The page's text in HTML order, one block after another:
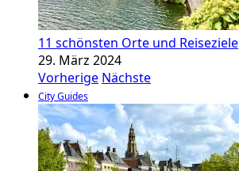
11 schönsten Orte und Reiseziele
29. März 2024
Vorherige Nächste
City Guides